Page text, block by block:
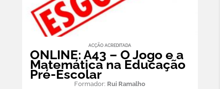
ACÇÃO ACREDITADA
ONLINE: A43 – O Jogo e a
Matemática na Educação
Pré-Escolar
Formador: Rui Ramalho